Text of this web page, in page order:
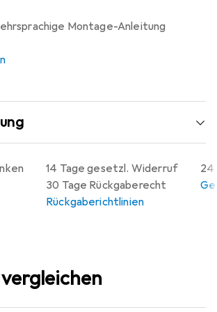
Montage-Anleitung
14 Tage gesetzl. Widerruf
30 Tage Rückgaberecht
Rückgaberichtlinien
24